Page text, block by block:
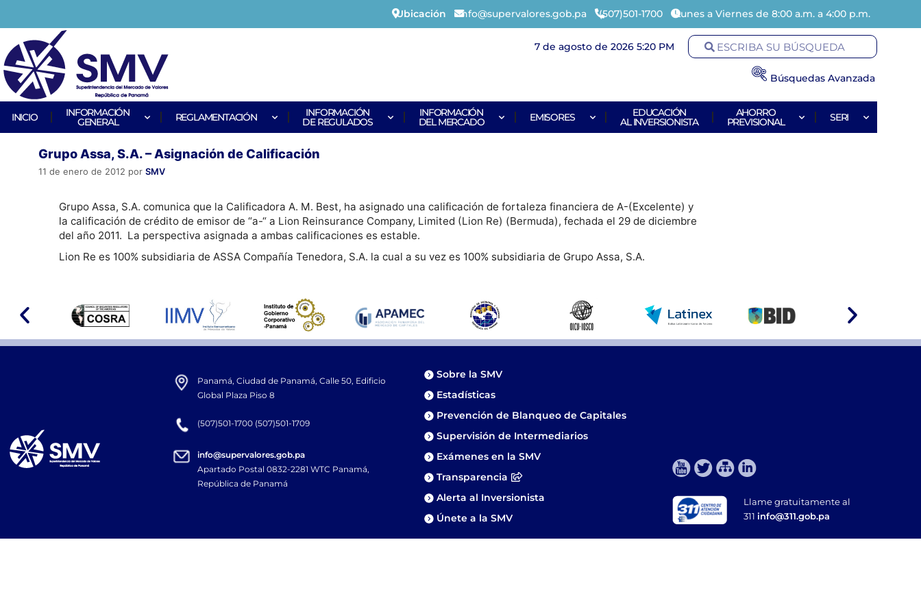
Ubicación info@supervalores.gob.pa (507)501-1700 Lunes a Viernes de 8:00 a.m. a 4:00 p.m.
7 de agosto de 2026 5:20 PM
Búsquedas Avanzada
INICIO
INFORMACIÓN
GENERAL
REGLAMENTACIÓN
INFORMACIÓN
DE REGULADOS
INFORMACIÓN
DEL MERCADO
EMISORES
EDUCACIÓN
AL INVERSIONISTA
AHORRO
PREVISIONAL
SERI
Grupo Assa, S.A. – Asignación de Calificación
11 de enero de 2012 por SMV
Grupo Assa, S.A. comunica que la Calificadora A. M. Best, ha asignado una calificación de fortaleza financiera de A-(Excelente) y
la calificación de crédito de emisor de “a-“ a Lion Reinsurance Company, Limited (Lion Re) (Bermuda), fechada el 29 de diciembre
del año 2011. La perspectiva asignada a ambas calificaciones es estable.
Lion Re es 100% subsidiaria de ASSA Compañía Tenedora, S.A. la cual a su vez es 100% subsidiaria de Grupo Assa, S.A.
Panamá, Ciudad de Panamá, Calle 50, Edificio
Global Plaza Piso 8
(507)501-1700 (507)501-1709
info@supervalores.gob.pa
Apartado Postal 0832-2281 WTC Panamá,
República de Panamá​
Sobre la SMV
Estadísticas
Prevención de Blanqueo de Capitales
Supervisión de Intermediarios
Exámenes en la SMV
Transparencia
Alerta al Inversionista
Únete a la SMV
Llame gratuitamente al
311 info@311.gob.pa